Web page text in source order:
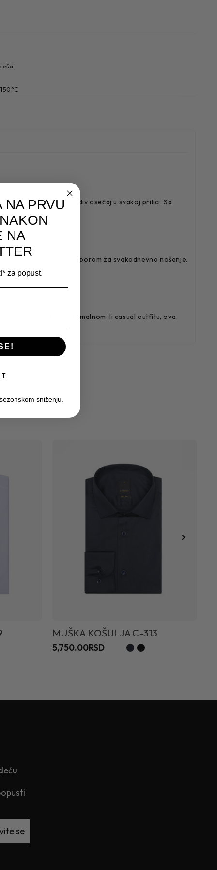
vam pružila neuporediv osećaj u svakoj prilici. Sa
čineći je idealnim izborom za svakodnevno nošenje.
dana.
da li je reč o formalnom ili casual outfitu, ova
MUŠKA KOŠULJA C-313
5,750.00RSD
se
NA PRVU
NA
za popust.
sniženju.